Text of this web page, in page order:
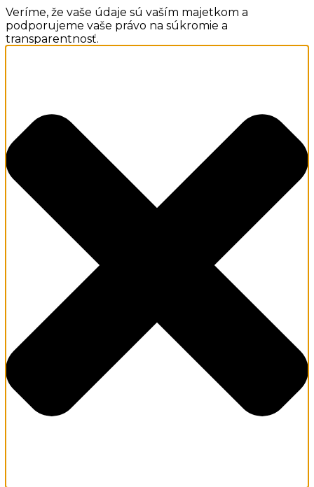
Veríme, že vaše údaje sú vaším majetkom a
podporujeme vaše právo na súkromie a
transparentnosť.